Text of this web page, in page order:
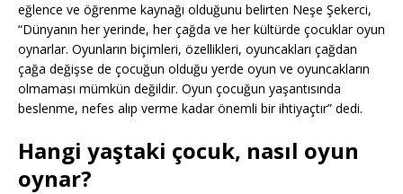
eğlence ve öğrenme kaynağı olduğunu belirten Neşe Şekerci,
“Dünyanın her yerinde, her çağda ve her kültürde çocuklar oyun
oynarlar. Oyunların biçimleri, özellikleri, oyuncakları çağdan
çağa değişse de çocuğun olduğu yerde oyun ve oyuncakların
olmaması mümkün değildir. Oyun çocuğun yaşantısında
beslenme, nefes alıp verme kadar önemli bir ihtiyaçtır” dedi.
Hangi yaştaki çocuk, nasıl oyun
oynar?